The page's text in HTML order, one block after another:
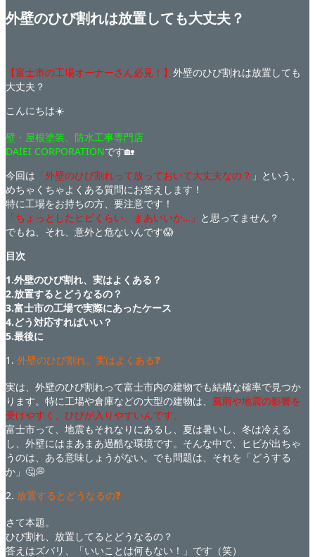
外壁のひび割れは放置しても大丈夫？
【富士市の工場オーナーさん必見！】 外壁のひび割れは放置しても
大丈夫？
こんにちは☀️
壁・屋根塗装、防水工事専門店
DAIEI CORPORATIONです🏡
今回は 「外壁のひび割れって放っておいて大丈夫なの？ 」という、
めちゃくちゃよくある質問にお答えします！
特に工場をお持ちの方、要注意です！
「ちょっとしたヒビくらい、まあいいか…」 と思ってません？
でもね、それ、意外と危ないんです😱
目次
1.外壁のひび割れ、実はよくある？
2.放置するとどうなるの？
3.富士市の工場で実際にあったケース
4.どう対応すればいい？
5.最後に
1. 外壁のひび割れ、実はよくある❓
実は、外壁のひび割れって富士市内の建物でも結構な確率で見つか
ります。特に工場や倉庫などの大型の建物は、 風雨や地震の影響を
受けやすく、ひびが入りやすいんです。
富士市って、地震もそれなりにあるし、夏は暑いし、冬は冷える
し、外壁にはまあまあ過酷な環境です。そんな中で、ヒビが出ちゃ
うのは、ある意味しょうがない。でも問題は、それを「どうする
か」🤔💭
2. 放置するとどうなるの❓
さて本題。
ひび割れ、放置してるとどうなるの？
答えはズバリ、「いいことは何もない！」です（笑）